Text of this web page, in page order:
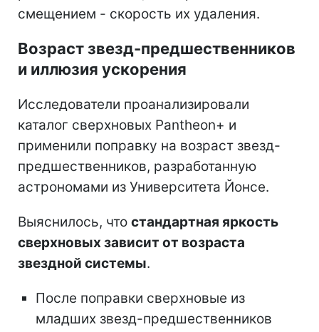
смещением - скорость их удаления.
Возраст звезд-предшественников
и иллюзия ускорения
Исследователи проанализировали
каталог сверхновых Pantheon+ и
применили поправку на возраст звезд-
предшественников, разработанную
астрономами из Университета Йонсе.
Выяснилось, что стандартная яркость
сверхновых зависит от возраста
звездной системы.
После поправки сверхновые из
младших звезд-предшественников